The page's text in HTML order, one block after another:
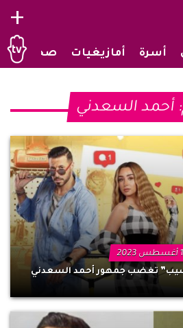
+
أسرة أمازيغيات صحراويات
أحمد السعدني
تغضب جمهور أحمد السعدني